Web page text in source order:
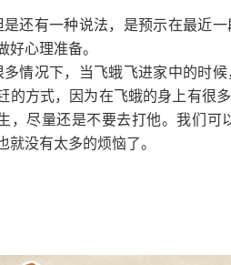
是还有一种说法，是预示在最近
好心理准备。
多情况下，当飞蛾飞进家中的时
的方式，因为在飞蛾的身上有很
，尽量还是不要去打他。我们可
就没有太多的烦恼了。